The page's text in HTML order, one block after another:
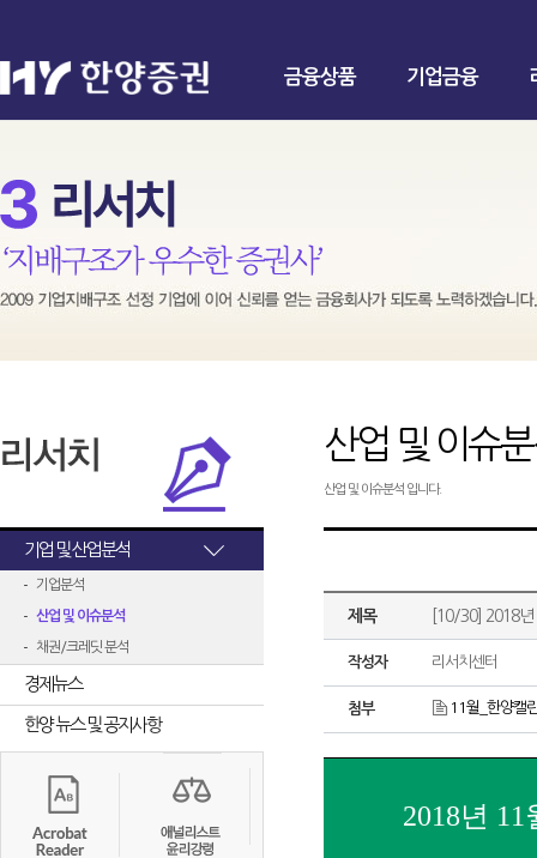
금융상품 기업금융
기업 및 산업분석
기업분석
산업 및 이슈분석
채권/크레딧 분석
경제뉴스
한양 뉴스 및 공지사항
산업 및 이슈
산업 및 이슈분석 입니다.
제목 [10/30] 2018
작성자 리서치센터
첨부 11월_한양캘
2018년